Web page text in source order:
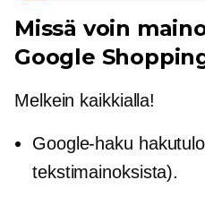
Missä voin
Google
Melkein kaikkialla!
Google-haku
tekstimainoksista).